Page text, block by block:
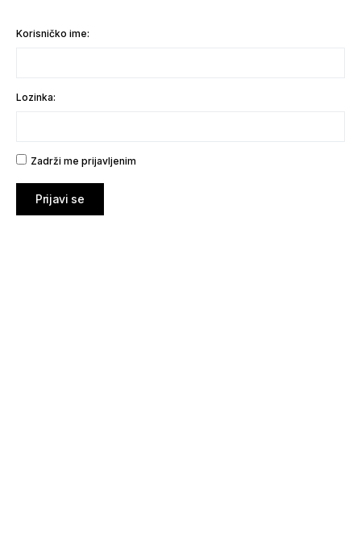
Korisničko ime:
Lozinka:
Zadrži me prijavljenim
Prijavi se